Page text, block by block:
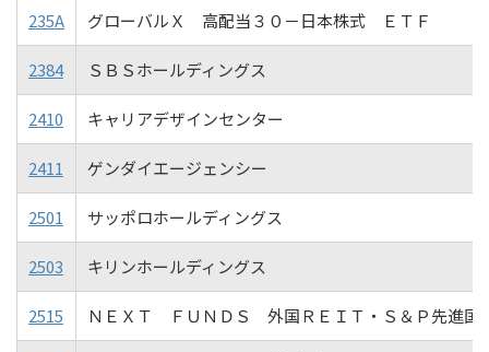
235A グローバルＸ 高配当３０－日本株式 ＥＴＦ
2384 ＳＢＳホールディングス
2410 キャリアデザインセンター
2411 ゲンダイエージェンシー
2501 サッポロホールディングス
2503 キリンホールディングス
2515 ＮＥＸＴ ＦＵＮＤＳ 外国ＲＥＩＴ・Ｓ＆Ｐ先進国